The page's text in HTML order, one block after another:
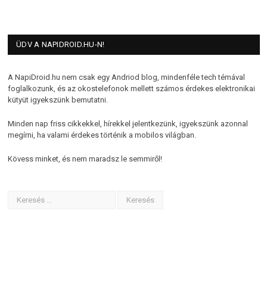
ÜDV A NAPIDROID.HU-N!
A NapiDroid.hu nem csak egy Andriod blog, mindenféle tech témával
foglalkozunk, és az okostelefonok mellett számos érdekes elektronikai
kütyüt igyekszünk bemutatni.
Minden nap friss cikkekkel, hírekkel jelentkezünk, igyekszünk azonnal
megírni, ha valami érdekes történik a mobilos világban.
Kövess minket, és nem maradsz le semmiről!